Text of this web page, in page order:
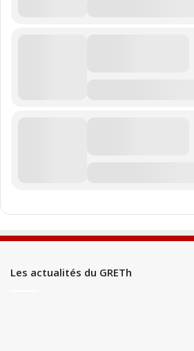
Les actualités du GRETh